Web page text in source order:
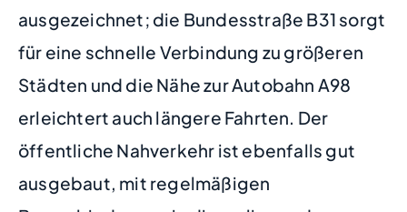
ausgezeichnet; die Bundesstraße B31 sorgt
für eine schnelle Verbindung zu größeren
Städten und die Nähe zur Autobahn A98
erleichtert auch längere Fahrten. Der
öffentliche Nahverkehr ist ebenfalls gut
ausgebaut, mit regelmäßigen